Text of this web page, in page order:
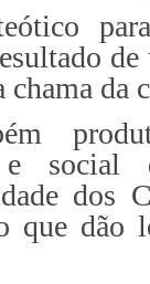
chama
e
dos
que dão